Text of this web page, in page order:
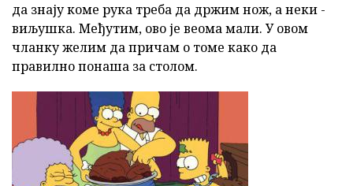
да знају коме рука треба да држим нож, а неки -
виљушка. Међутим, ово је веома мали. У овом
чланку желим да причам о томе како да
правилно понаша за столом.